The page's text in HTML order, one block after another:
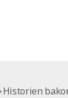
Historien